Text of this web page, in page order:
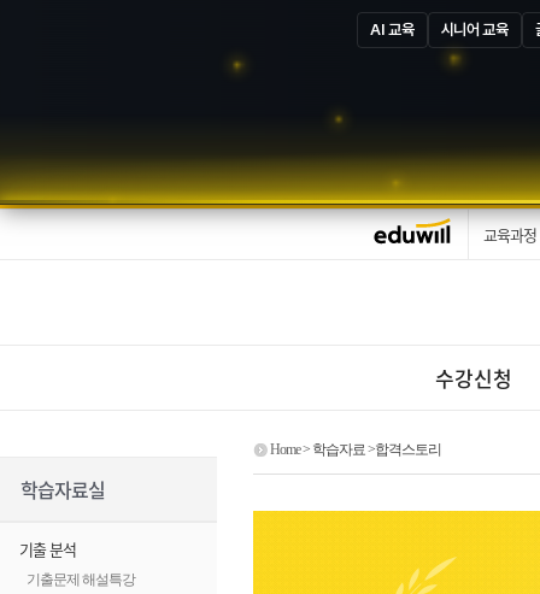
AI 교육 시니어 교육
교육과정
수강신청
학습자료실
기출 분석
기출문제 해설특강
Home> 학습자료 >합격스토리